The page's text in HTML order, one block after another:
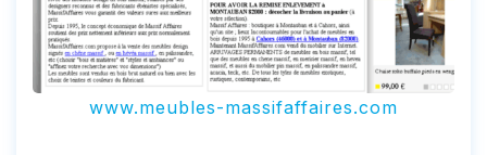
www.meubles-massifaffaires.com